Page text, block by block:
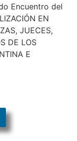
Encuentro del
EN
JUECES,
DE LOS
E